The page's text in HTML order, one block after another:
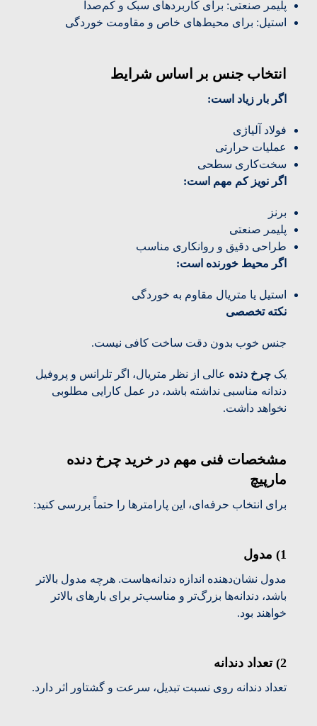
پلیمر صنعتی: برای کاربردهای سبک و کم‌صدا
استیل: برای محیط‌های خاص و مقاومت خوردگی
انتخاب جنس بر اساس شرایط
اگر بار زیاد است:
فولاد آلیاژی
عملیات حرارتی
سخت‌کاری سطحی
اگر نویز کم مهم است:
برنز
پلیمر صنعتی
طراحی دقیق و روانکاری مناسب
اگر محیط خورنده است:
استیل یا متریال مقاوم به خوردگی
نکته تخصصی
جنس خوب بدون دقت ساخت کافی نیست.
یک چرخ دنده عالی از نظر متریال، اگر تلرانس و پروفیل
دندانه مناسبی نداشته باشد، در عمل کارایی مطلوبی
نخواهد داشت.
مشخصات فنی مهم در خرید چرخ دنده
مارپیچ
برای انتخاب حرفه‌ای، این پارامترها را حتماً بررسی کنید:
1) مدول
مدول نشان‌دهنده اندازه دندانه‌هاست. هرچه مدول بالاتر
باشد، دندانه‌ها بزرگ‌تر و مناسب‌تر برای بارهای بالاتر
خواهند بود.
2) تعداد دندانه
تعداد دندانه روی نسبت تبدیل، سرعت و گشتاور اثر دارد.